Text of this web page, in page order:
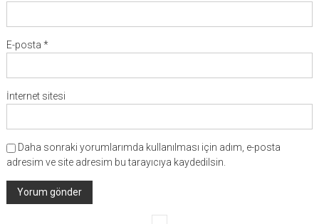
E-posta *
İnternet sitesi
Daha sonraki yorumlarımda kullanılması için adım, e-posta
adresim ve site adresim bu tarayıcıya kaydedilsin.